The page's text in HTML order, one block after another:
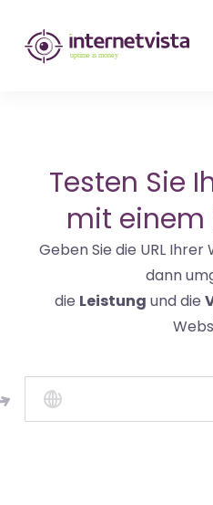
internetvista
Monitoring
Websites
und
Internet-
Diensten
Uptime
Testen Sie
mit einem
Geben Sie die URL
dann
die Leistung und die